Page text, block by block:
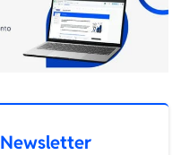
Newsletter